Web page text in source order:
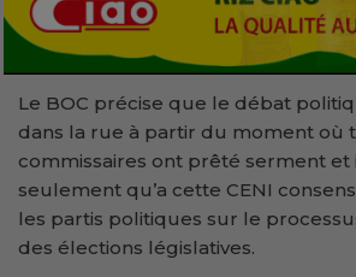
Le BOC précise que le débat
dans la rue à partir du moment où
commissaires ont prêté serment et
seulement qu’a cette CENI
les partis politiques sur le
des élections législatives.